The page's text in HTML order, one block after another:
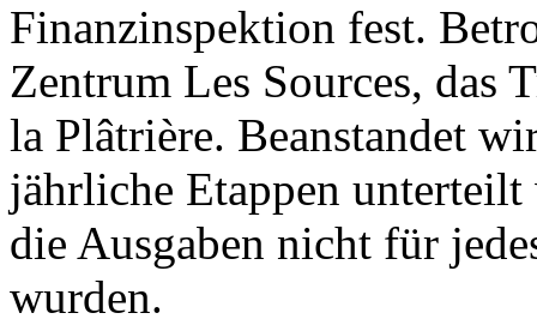
Finanzinspektion fest.
Zentrum Les Sources, das
la Plâtrière. Beanstandet
jährliche Etappen unterteilt
die Ausgaben nicht für
wurden.